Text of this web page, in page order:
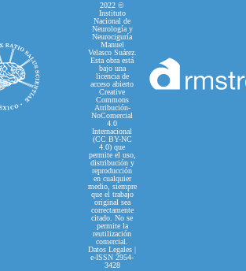
2022 ©
Instituto
Nacional de
Neurología y
Neurociguría
Manuel
Velasco Suárez.
Esta obra está
bajo una
licencia de
acceso abierto
Creative
Commons
Atribución-
NoComercial
4.0
Internacional
(CC BY-NC
4.0) que
permite el uso,
distribución y
reproducción
en cualquier
medio, siempre
que el trabajo
original sea
correctamente
citado. No se
permite la
reutilización
comercial.
Datos Legales |
e-ISSN 2954-
3428